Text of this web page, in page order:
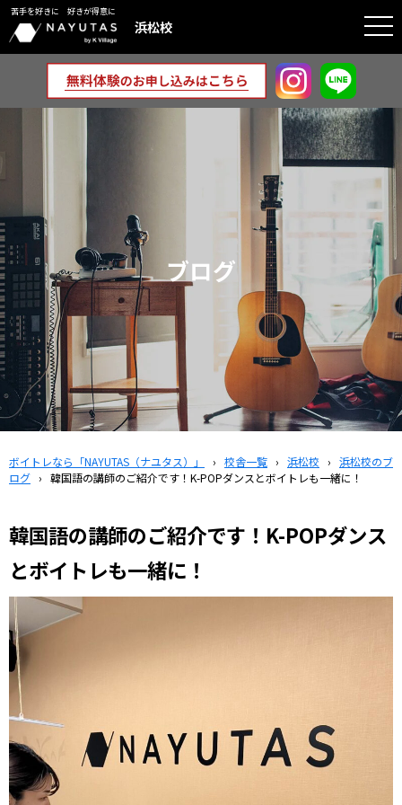
苦手を好きに 好きが得意に
浜松校
ブログ
ボイトレなら「NAYUTAS（ナユタス）」 › 校舎一覧 › 浜松校 › 浜松校のブ
ログ › 韓国語の講師のご紹介です！K-POPダンスとボイトレも一緒に！
韓国語の講師のご紹介です！K-POPダンス
とボイトレも一緒に！